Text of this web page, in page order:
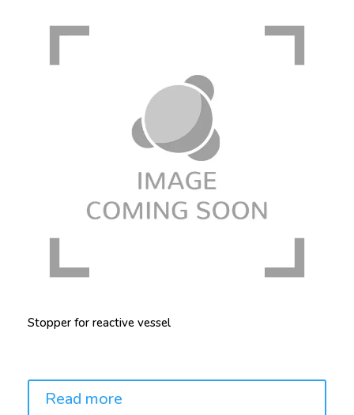
Stopper for reactive vessel
Read more